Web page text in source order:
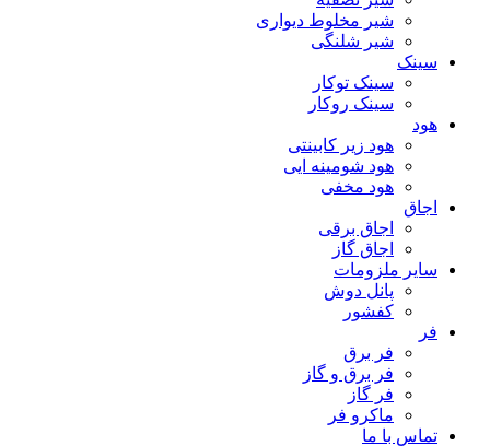
شیر مخلوط دیواری
شیر شلنگی
سینک
سینک توکار
سینک روکار
هود
هود زیر كابینتی
هود شومینه ایی
هود مخفى
اجاق
اجاق برقى
اجاق گاز
سایر ملزومات
پانل دوش
کفشور
فر
فر برق
فر برق و گاز
فر گاز
ماكرو فر
تماس با ما